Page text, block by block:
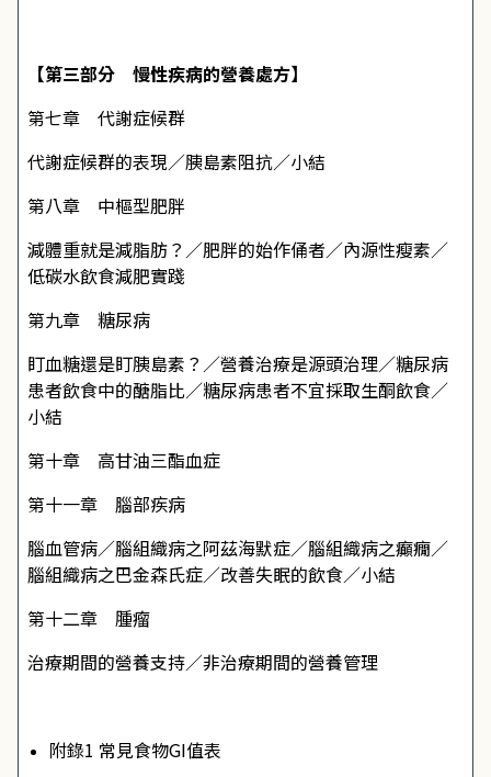
【第三部分 慢性疾病的營養處方】
第七章 代謝症候群
代謝症候群的表現／胰島素阻抗／小結
第八章 中樞型肥胖
減體重就是減脂肪？／肥胖的始作俑者／內源性瘦素／
低碳水飲食減肥實踐
第九章 糖尿病
盯血糖還是盯胰島素？／營養治療是源頭治理／糖尿病
患者飲食中的醣脂比／糖尿病患者不宜採取生酮飲食／
小結
第十章 高甘油三酯血症
第十一章 腦部疾病
腦血管病／腦組織病之阿茲海默症／腦組織病之癲癇／
腦組織病之巴金森氏症／改善失眠的飲食／小結
第十二章 腫瘤
治療期間的營養支持／非治療期間的營養管理
附錄1 常見食物GI值表